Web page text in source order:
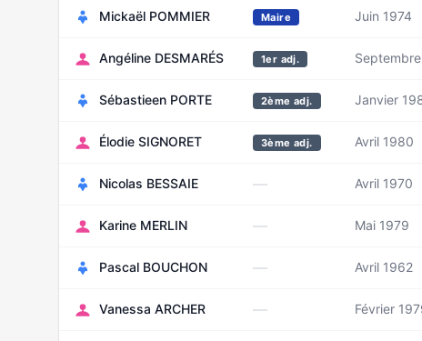
Mickaël POMMIER Maire Juin 1974
Angéline DESMARÉS 1er adj.
Sébastieen PORTE 2ème adj. Janvier
Élodie SIGNORET 3ème adj. Avril 1980
Nicolas BESSAIE — Avril 1970
Karine MERLIN — Mai 1979
Pascal BOUCHON — Avril 1962
Vanessa ARCHER — Février